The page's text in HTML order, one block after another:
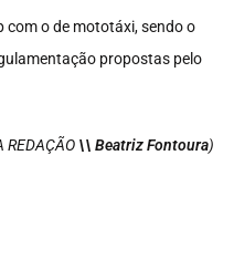
com o de mototáxi, sendo o
propostas pelo
REDAÇÃO \\ Beatriz Fontoura)